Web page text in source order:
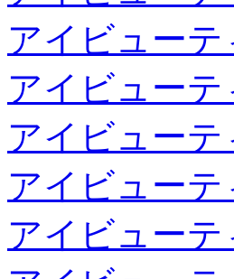
アイビュー
アイビュー
アイビュー
アイビュー
アイビュー